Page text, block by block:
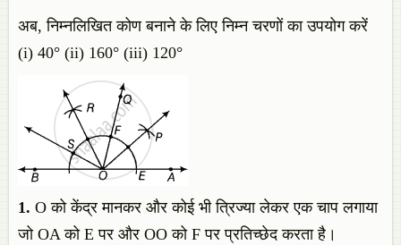
अब, निम्नलिखित कोण बनाने के लिए निम्न चरणों का उपयोग करें
(i) 40° (ii) 160° (iii) 120°
1. O को केंद्र मानकर और कोई भी त्रिज्या लेकर एक चाप लगाया
जो OA को E पर और OO को F पर प्रतिच्छेद करता है।